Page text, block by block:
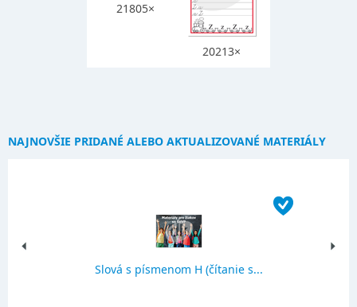
21805×
20213×
NAJNOVŠIE PRIDANÉ ALEBO AKTUALIZOVANÉ MATERIÁLY
Slová s písmenom H (čítanie s...